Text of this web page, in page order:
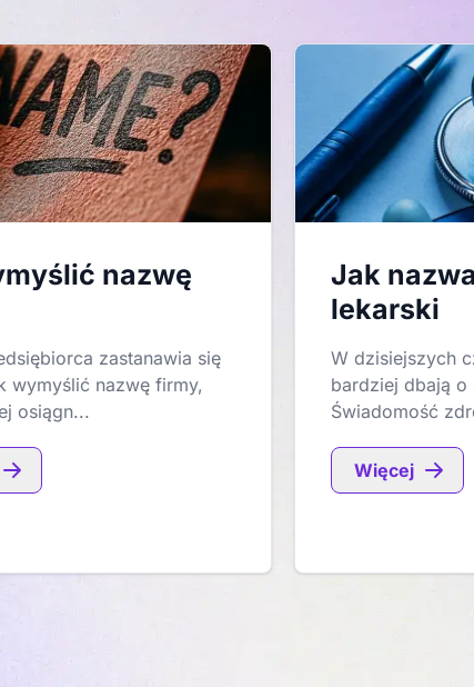
nazwę
zastanawia się
wymyślić nazwę firmy,
osiągn...
Jak
lekarski
W dzisiejszych
bardziej dbają
Świadomość
Więcej